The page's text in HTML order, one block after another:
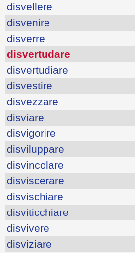
disvellere
disvenire
disverre
disvertudare
disvertudiare
disvestire
disvezzare
disviare
disvigorire
disviluppare
disvincolare
disviscerare
disvischiare
disviticchiare
disvivere
disviziare